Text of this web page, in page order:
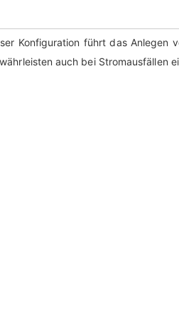
Konfiguration führt das Anlegen
auch bei Stromausfällen